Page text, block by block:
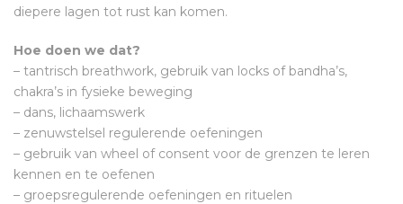
diepere lagen tot rust kan komen.
Hoe doen we dat?
– tantrisch breathwork, gebruik van locks of bandha’s,
chakra’s in fysieke beweging
– dans, lichaamswerk
– zenuwstelsel regulerende oefeningen
– gebruik van wheel of consent voor de grenzen te leren
kennen en te oefenen
– groepsregulerende oefeningen en rituelen